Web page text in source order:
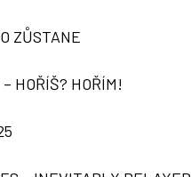
ZŮSTANE
HOŘÍŠ? HOŘÍM!